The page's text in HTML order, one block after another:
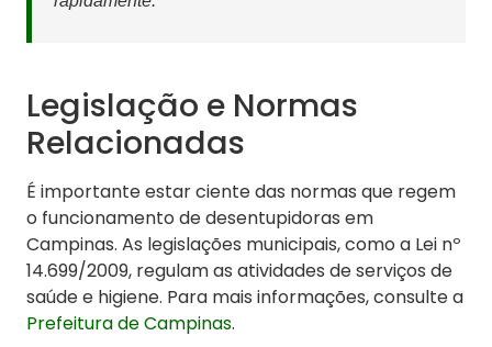
Legislação e Normas
Relacionadas
É importante estar ciente das normas que regem
o funcionamento de desentupidoras em
Campinas. As legislações municipais, como a Lei nº
14.699/2009, regulam as atividades de serviços de
saúde e higiene. Para mais informações, consulte a
Prefeitura de Campinas.